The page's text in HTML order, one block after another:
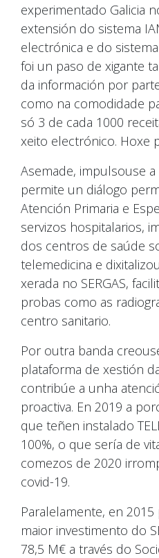
experimentado Galicia
extensión do sistema
electrónica e do
foi un paso de xigante
da información por
como na comodidade
só 3 de cada 1000
xeito electrónico. Hoxe
Asemade, impulsouse
permite un diálogo
Atención Primaria e
servizos hospitalarios,
dos centros de saúde
telemedicina e
xerada no SERGAS,
probas como as
centro sanitario.
Por outra banda
plataforma de xestión
contribúe a unha
proactiva. En 2019 a
que teñen instalado
100%, o que sería de
comezos de 2020
covid-19.
Paralelamente, en
maior investimento do
78,5 M€ a través do